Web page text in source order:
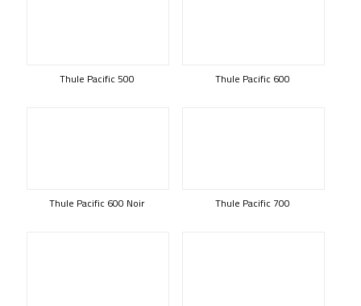
Thule Pacific 500 Thule Pacific 600
Thule Pacific 600 Noir Thule Pacific 700